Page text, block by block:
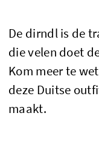
De dirndl is de
die velen doet
Kom meer te
deze Duitse
maakt.